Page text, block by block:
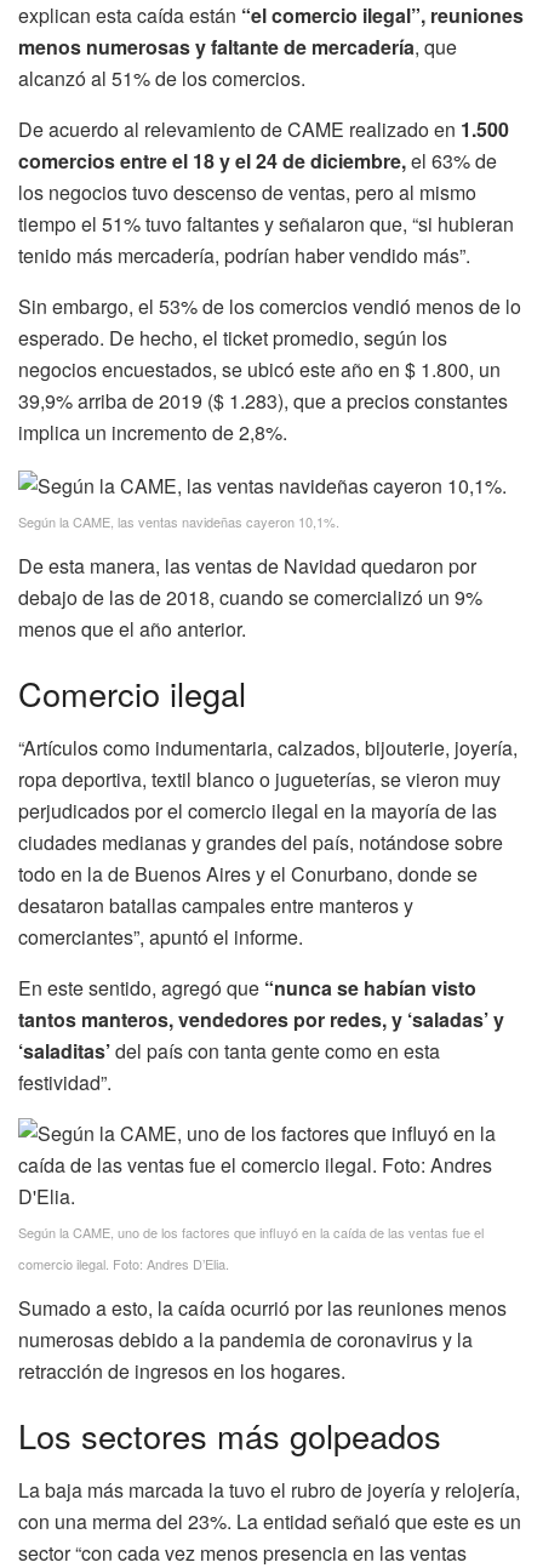
explican esta caída están “el comercio ilegal”, reuniones
menos numerosas y faltante de mercadería, que
alcanzó al 51% de los comercios.
De acuerdo al relevamiento de CAME realizado en 1.500
comercios entre el 18 y el 24 de diciembre,el 63% de
los negocios tuvo descenso de ventas, pero al mismo
tiempo el 51% tuvo faltantes y señalaron que, “si hubieran
tenido más mercadería, podrían haber vendido más”.
Sin embargo, el 53% de los comercios vendió menos de lo
esperado. De hecho, el ticket promedio, según los
negocios encuestados, se ubicó este año en $ 1.800, un
39,9% arriba de 2019 ($ 1.283), que a precios constantes
implica un incremento de 2,8%.
Según la CAME, las ventas navideñas cayeron 10,1%.
De esta manera, las ventas de Navidad quedaron por
debajo de las de 2018, cuando se comercializó un 9%
menos que el año anterior.
Comercio ilegal
“Artículos como indumentaria, calzados, bijouterie, joyería,
ropa deportiva, textil blanco o jugueterías, se vieron muy
perjudicados por el comercio ilegal en la mayoría de las
ciudades medianas y grandes del país, notándose sobre
todo en la de Buenos Aires y el Conurbano, donde se
desataron batallas campales entre manteros y
comerciantes”, apuntó el informe.
En este sentido, agregó que “nunca se habían visto
tantos manteros, vendedores por redes, y ‘saladas’ y
‘saladitas’del país con tanta gente como en esta
festividad”.
Según la CAME, uno de los factores que influyó en la caída de las ventas fue el
comercio ilegal. Foto: Andres D’Elia.
Sumado a esto, la caída ocurrió por las reuniones menos
numerosas debido a la pandemia de coronavirus y la
retracción de ingresos en los hogares.
Los sectores más golpeados
La baja más marcada la tuvo el rubro de joyería y relojería,
con una merma del 23%. La entidad señaló que este es un
sector “con cada vez menos presencia en las ventas